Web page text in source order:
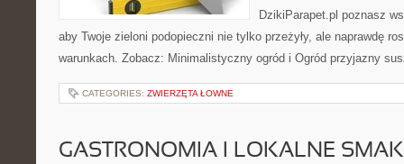
DzikiParapet.pl poznasz
aby Twoje zieloni podopieczni nie tylko przeżyły, ale naprawdę
warunkach. Zobacz: Minimalistyczny ogród i Ogród przyjazny
CATEGORIES: ZWIERZĘTA ŁOWNE
GASTRONOMIA I LOKALNE